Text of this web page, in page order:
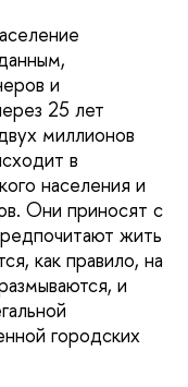
и
25 лет
миллионов
в
населения и
Они приносят с
жить
как правило, на
и
городских